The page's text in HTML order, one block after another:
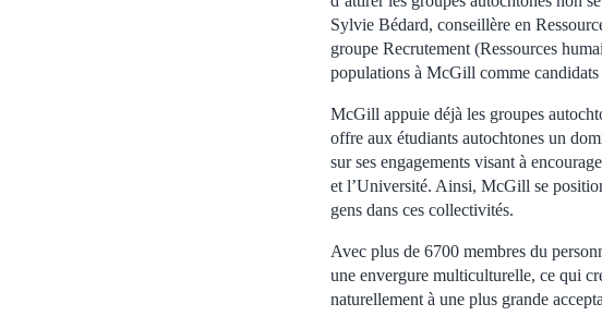
Sylvie Bédard, conseillère en
groupe Recrutement (Ressources
populations à McGill comme candidats
McGill appuie déjà les groupes
offre aux étudiants autochtones un
sur ses engagements visant à
et l’Université. Ainsi, McGill se
gens dans ces collectivités.
Avec plus de 6700 membres du
une envergure multiculturelle, ce qui
naturellement à une plus grande